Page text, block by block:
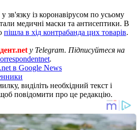
із коронавірусом по усьому
медичні маски та антисептики. В
пішла в хід контрабанда цих товарів.
у Telegram. Підписуйтеся на
.
в Google News
виділіть необхідний текст і
повідомити про це редакцію.